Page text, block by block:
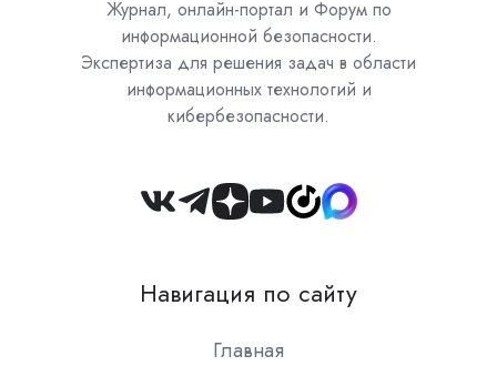
Журнал, онлайн-портал и Форум по
информационной безопасности.
Экспертиза для решения задач в области
информационных технологий и
кибербезопасности.
Join
Slack
Навигация по сайту
Главная